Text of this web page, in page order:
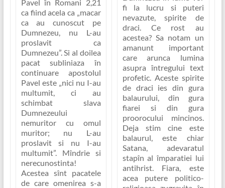
Pavel în Romani 2,21
ca fiind acela ca „macar
ca au cunoscut pe
Dumnezeu, nu L-au
proslavit ca
Dumnezeu”.Si al doilea
pacat subliniaza în
continuare apostolul
Pavel este „nici nu I-au
multumit, ci au
schimbat slava
Dumnezeului
nemuritor cu omul
muritor; nu L-au
proslavit si nu I-au
multumit”. Mîndrie si
nerecunostinta!
Acestea sînt pacatele
de care omenirea s-a
fi la lucru si puteri
nevazute, spirite de
draci. Ce rost au
acestea? Sa notam un
amanunt important
care arunca lumina
asupra întregului text
profetic. Aceste spirite
de draci ies din gura
balaurului, din gura
fiarei si din gura
proorocului mincinos.
Deja stim cine este
balaurul, este chiar
Satana, adevaratul
stapîn al împaratiei lui
antihrist. Fiara, este
acea putere politico-